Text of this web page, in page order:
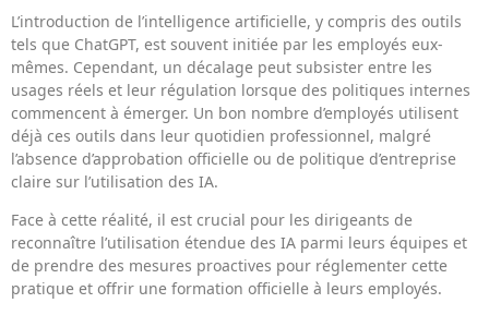
L’introduction de l’intelligence artificielle, y compris des outils
tels que ChatGPT, est souvent initiée par les employés eux-
mêmes. Cependant, un décalage peut subsister entre les
usages réels et leur régulation lorsque des politiques internes
commencent à émerger. Un bon nombre d’employés utilisent
déjà ces outils dans leur quotidien professionnel, malgré
l’absence d’approbation officielle ou de politique d’entreprise
claire sur l’utilisation des IA.
Face à cette réalité, il est crucial pour les dirigeants de
reconnaître l’utilisation étendue des IA parmi leurs équipes et
de prendre des mesures proactives pour réglementer cette
pratique et offrir une formation officielle à leurs employés.